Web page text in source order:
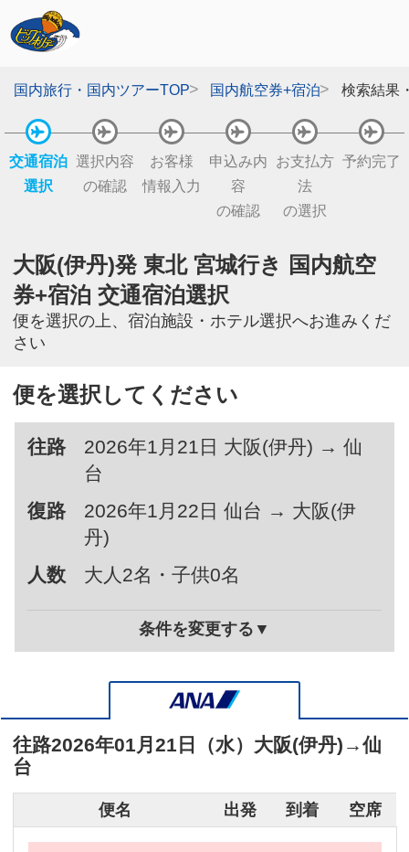
国内旅行・国内ツアーTOP 国内航空券+宿泊 検索結果
交通宿泊
選択
選択内容
の確認
お客様
情報入力
申込み内
容
の確認
お支払方
法
の選択
予約完了
大阪(伊丹)発 東北 宮城行き 国内航空
券+宿泊 交通宿泊選択
便を選択の上、宿泊施設・ホテル選択へお進みくだ
さい
便を選択してください
往路
2026年1月21日 大阪(伊丹) → 仙
台
復路
2026年1月22日 仙台 → 大阪(伊
丹)
人数
大人2名・子供0名
条件を変更する▼
往路2026年01月21日（水） 大阪(伊丹) →仙
台
便名 出発 到着 空席